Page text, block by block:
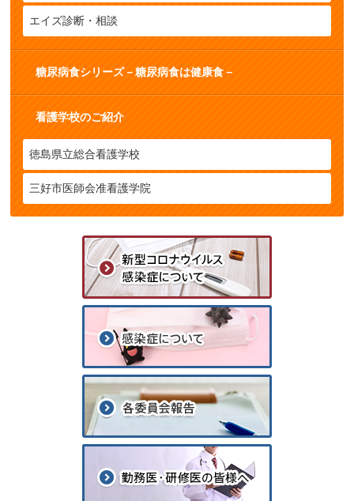
エイズ診断・相談
糖尿病食シリーズ－糖尿病食は健康食－
看護学校のご紹介
徳島県立総合看護学校
三好市医師会准看護学院